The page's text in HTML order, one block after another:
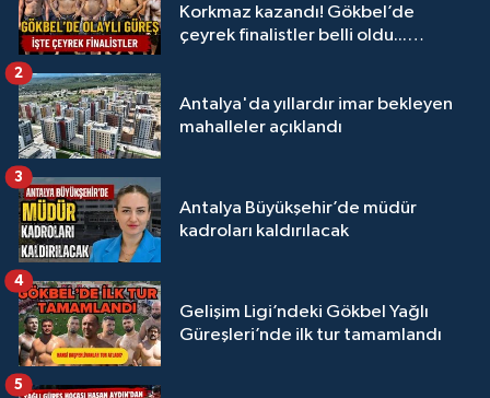
Korkmaz kazandı! Gökbel’de
çeyrek finalistler belli oldu...
Antalya'da yıllardır imar bekleyen
mahalleler açıklandı
2
Antalya Büyükşehir’de müdür
kadroları kaldırılacak
3
Gelişim Ligi’ndeki Gökbel Yağlı
Güreşleri’nde ilk tur tamamlandı
4
5